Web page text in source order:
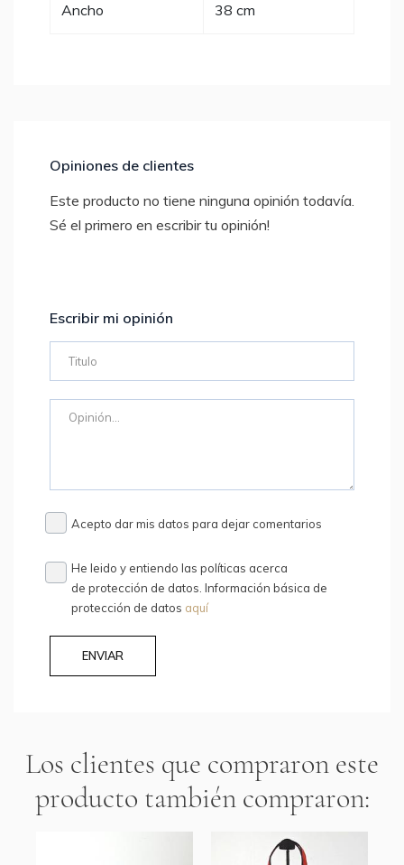
Ancho 38 cm
Opiniones de clientes
Este producto no tiene ninguna opinión todavía.
Sé el primero en escribir tu opinión!
Escribir mi opinión
Acepto dar mis datos para dejar comentarios
He leido y entiendo las políticas acerca
de protección de datos. Información básica de
protección de datos aquí
ENVIAR
Los clientes que compraron este
producto también compraron: